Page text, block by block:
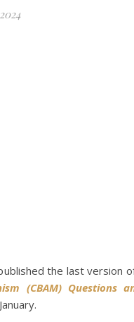
the last version
(CBAM) Questions